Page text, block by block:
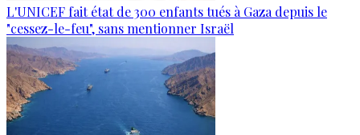
L'UNICEF fait état de 300 enfants tués à Gaza depuis le
"cessez-le-feu", sans mentionner Israël